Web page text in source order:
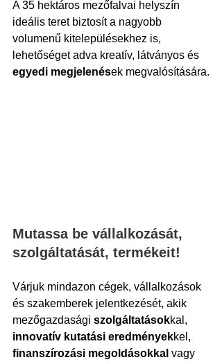
A 35 hektáros mezőfalvai helyszín
ideális teret biztosít a nagyobb
volumenű kitelepülésekhez is,
lehetőséget adva kreatív, látványos és
egyedi megjelenések megvalósítására.
Mutassa be vállalkozását,
szolgáltatását, termékeit!
Várjuk mindazon cégek, vállalkozások
és szakemberek jelentkezését, akik
mezőgazdasági szolgáltatásokkal,
innovatív kutatási eredményekkel,
finanszírozási megoldásokkal vagy